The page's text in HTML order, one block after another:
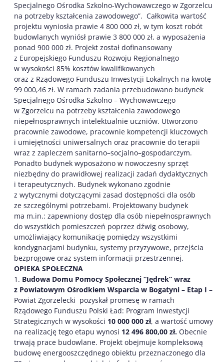
Specjalnego Ośrodka Szkolno-Wychowawczego w Zgorzelcu
na potrzeby kształcenia zawodowego”. Całkowita wartość
projektu wyniosła prawie 4 800 000 zł, w tym koszt robót
budowlanych wyniósł prawie 3 800 000 zł, a wyposażenia
ponad 900 000 zł. Projekt został dofinansowany
z Europejskiego Funduszu Rozwoju Regionalnego
w wysokości 85% kosztów kwalifikowanych
oraz z Rządowego Funduszu Inwestycji Lokalnych na kwotę
99 000,46 zł. W ramach zadania przebudowano budynek
Specjalnego Ośrodka Szkolno – Wychowawczego
w Zgorzelcu na potrzeby kształcenia zawodowego
niepełnosprawnych intelektualnie uczniów. Utworzono
pracownie zawodowe, pracownie kompetencji kluczowych
i umiejętności uniwersalnych oraz pracownie do terapii
wraz z zapleczem sanitarno–socjalno–gospodarczym.
Ponadto budynek wyposażono w nowoczesny sprzęt
niezbędny do prawidłowej realizacji zadań dydaktycznych
i terapeutycznych. Budynek wykonano zgodnie
z wytycznymi dotyczącymi zasad dostępności dla osób
ze szczególnymi potrzebami. Projektowany budynek
ma m.in.: zapewniony dostęp dla osób niepełnosprawnych
do wszystkich pomieszczeń poprzez dźwig osobowy,
umożliwiający komunikację pomiędzy wszystkimi
kondygnacjami budynku, systemy przyzywowe, przejścia
bezprogowe oraz system informacji przestrzennej.
OPIEKA SPOŁECZNA
1. Budowa Domu Pomocy Społecznej “Jędrek” wraz
z Powiatowym Ośrodkiem Wsparcia w Bogatyni – Etap I –
Powiat Zgorzelecki pozyskał promesę w ramach
Rządowego Funduszu Polski Ład: Program Inwestycji
Strategicznych w wysokości 10 000 000 zł, a wartość umowy
na realizację tego etapu wynosi 12 496 800,00 zł. Obecnie
trwają prace budowlane. Projekt obejmuje kompleksową
budowę energooszczędnego obiektu przeznaczonego dla